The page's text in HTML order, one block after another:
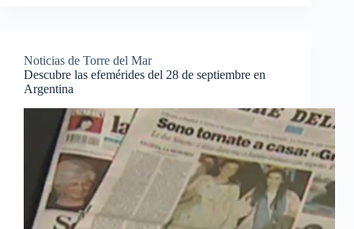
Noticias de Torre del Mar
Descubre las efemérides del 28 de septiembre en
Argentina